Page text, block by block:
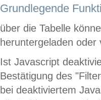
Grundlegende
über die Tabelle
heruntergeladen oder
Ist Javascript
Bestätigung des
bei deaktiviertem